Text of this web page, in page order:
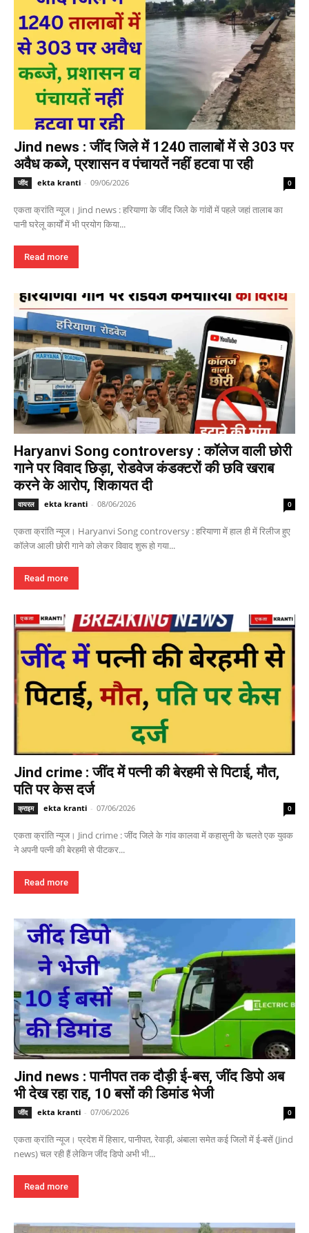
Jind news : जींद जिले में 1240 तालाबों में से 303 पर
अवैध कब्जे, प्रशासन व पंचायतें नहीं हटवा पा रही
जींद ekta kranti - 09/06/2026 0
एकता क्रांति न्यूज। Jind news : हरियाणा के जींद जिले के गांवों में पहले जहां तालाब का
पानी घरेलू कार्यों में भी प्रयोग किया...
Read more
Haryanvi Song controversy : कॉलेज वाली छोरी
गाने पर विवाद छिड़ा, रोडवेज कंडक्टरों की छवि खराब
करने के आरोप, शिकायत दी
वायरल ekta kranti - 08/06/2026 0
एकता क्रांति न्यूज। Haryanvi Song controversy : हरियाणा में हाल ही में रिलीज हुए
कॉलेज आली छोरी गाने को लेकर विवाद शुरू हो गया...
Read more
Jind crime : जींद में पत्नी की बेरहमी से पिटाई, मौत,
पति पर केस दर्ज
क्राइम ekta kranti - 07/06/2026 0
एकता क्रांति न्यूज। Jind crime : जींद जिले के गांव कालवा में कहासुनी के चलते एक युवक
ने अपनी पत्नी की बेरहमी से पीटकर...
Read more
Jind news : पानीपत तक दौड़ी ई-बस, जींद डिपो अब
भी देख रहा राह, 10 बसों की डिमांड भेजी
जींद ekta kranti - 07/06/2026 0
एकता क्रांति न्यूज। प्रदेश में हिसार, पानीपत, रेवाड़ी, अंबाला समेत कई जिलों में ई-बसें (Jind
news) चल रही हैं लेकिन जींद डिपो अभी भी...
Read more